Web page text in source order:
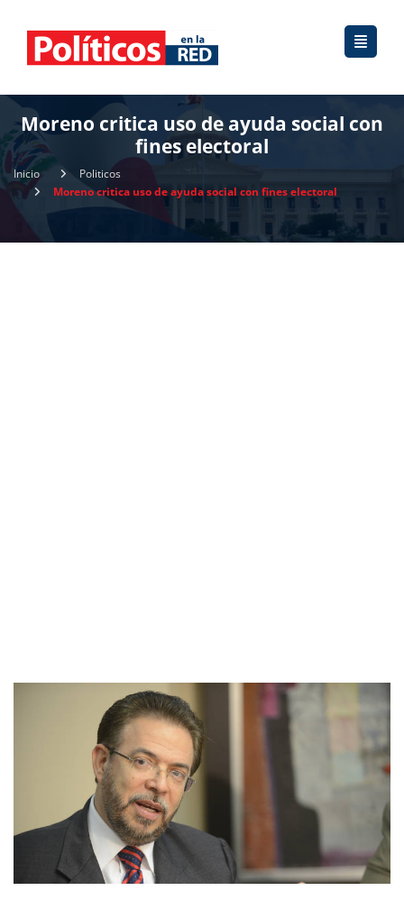
Moreno critica uso de ayuda social con
fines electoral
Inicio
Politicos
Moreno critica uso de ayuda social con fines electoral